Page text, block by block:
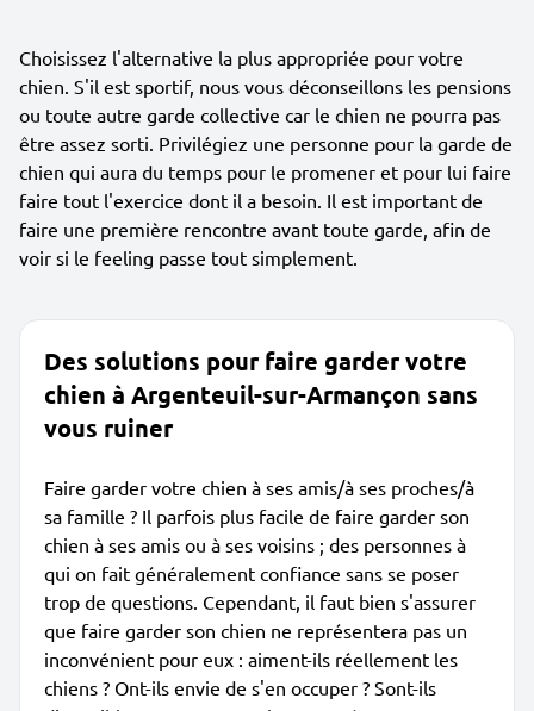
Choisissez l'alternative la plus appropriée pour votre
chien. S'il est sportif, nous vous déconseillons les pensions
ou toute autre garde collective car le chien ne pourra pas
être assez sorti. Privilégiez une personne pour la garde de
chien qui aura du temps pour le promener et pour lui faire
faire tout l'exercice dont il a besoin. Il est important de
faire une première rencontre avant toute garde, afin de
voir si le feeling passe tout simplement.
Des solutions pour faire garder votre
chien à Argenteuil-sur-Armançon sans
vous ruiner
Faire garder votre chien à ses amis/à ses proches/à
sa famille ? Il parfois plus facile de faire garder son
chien à ses amis ou à ses voisins ; des personnes à
qui on fait généralement confiance sans se poser
trop de questions. Cependant, il faut bien s'assurer
que faire garder son chien ne représentera pas un
inconvénient pour eux : aiment-ils réellement les
chiens ? Ont-ils envie de s'en occuper ? Sont-ils